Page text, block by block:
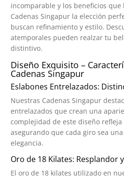
incomparable y los beneficios que
Cadenas Singapur la elección
buscan refinamiento y estilo.
atemporales pueden realzar tu
distintivo.
Diseño Exquisito –
Cadenas Singapur
Eslabones Entrelazados:
Nuestras Cadenas Singapur
entrelazados que crean una
complejidad de este diseño
asegurando que cada giro sea
elegancia.
Oro de 18 Kilates: Resplandor
El oro de 18 kilates utilizado en